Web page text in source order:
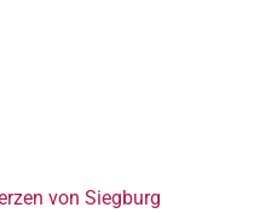
von Siegburg